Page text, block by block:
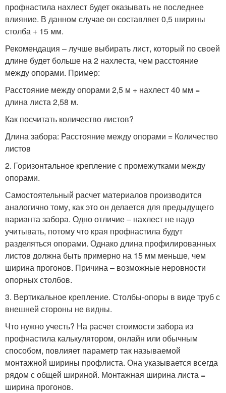
профнастила нахлест будет оказывать не последнее
влияние. В данном случае он составляет 0,5 ширины
столба + 15 мм.
Рекомендация – лучше выбирать лист, который по своей
длине будет больше на 2 нахлеста, чем расстояние
между опорами. Пример:
Расстояние между опорами 2,5 м + нахлест 40 мм =
длина листа 2,58 м.
Как посчитать количество листов?
Длина забора: Расстояние между опорами = Количество
листов
2. Горизонтальное крепление с промежутками между
опорами.
Самостоятельный расчет материалов производится
аналогично тому, как это он делается для предыдущего
варианта забора. Одно отличие – нахлест не надо
учитывать, потому что края профнастила будут
разделяться опорами. Однако длина профилированных
листов должна быть примерно на 15 мм меньше, чем
ширина прогонов. Причина – возможные неровности
опорных столбов.
3. Вертикальное крепление. Столбы-опоры в виде труб с
внешней стороны не видны.
Что нужно учесть? На расчет стоимости забора из
профнастила калькулятором, онлайн или обычным
способом, повлияет параметр так называемой
монтажной ширины профлиста. Она указывается всегда
рядом с общей шириной. Монтажная ширина листа =
ширина прогонов.